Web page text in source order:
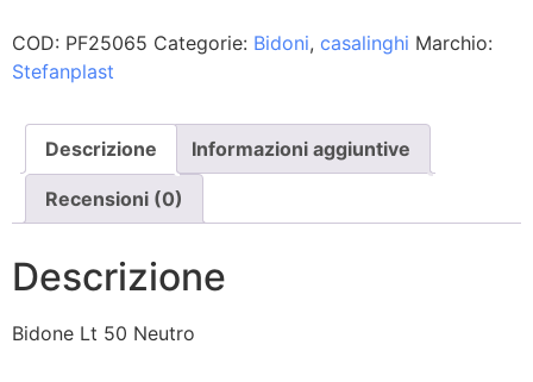
COD: PF25065 Categorie: Bidoni, casalinghi Marchio:
Stefanplast
Descrizione Informazioni aggiuntive
Recensioni (0)
Descrizione
Bidone Lt 50 Neutro